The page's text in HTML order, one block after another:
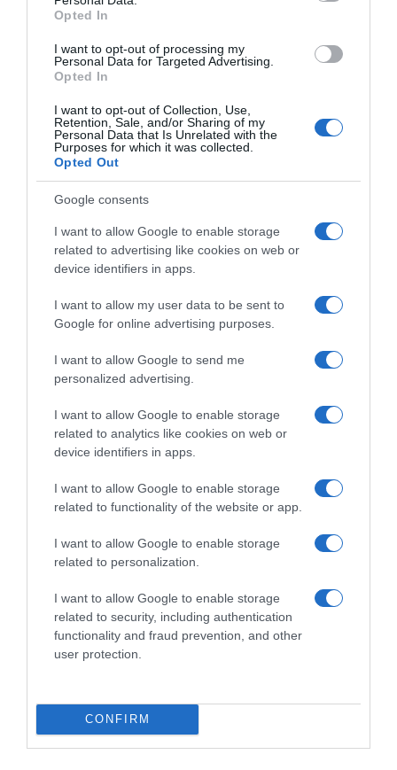
Opted In
I want to opt-out of processing my
Personal Data for Targeted Advertising.
Opted In
I want to opt-out of Collection, Use,
Retention, Sale, and/or Sharing of my
Personal Data that Is Unrelated with the
Purposes for which it was collected.
Opted Out
Google consents
I want to allow Google to enable storage
related to advertising like cookies on web or
device identifiers in apps.
I want to allow my user data to be sent to
Google for online advertising purposes.
I want to allow Google to send me
personalized advertising.
I want to allow Google to enable storage
related to analytics like cookies on web or
device identifiers in apps.
I want to allow Google to enable storage
related to functionality of the website or app.
I want to allow Google to enable storage
related to personalization.
I want to allow Google to enable storage
related to security, including authentication
functionality and fraud prevention, and other
user protection.
CONFIRM
Navigacija
članaka
NUTMA PATIŠPANJA – sočan i starinski kolač s najjednostavnijim receptom na kašike!
RELATED POSTS